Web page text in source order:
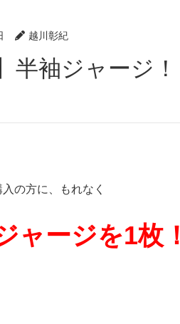
越川彰紀
入の方に、もれなく
ャージを1枚！